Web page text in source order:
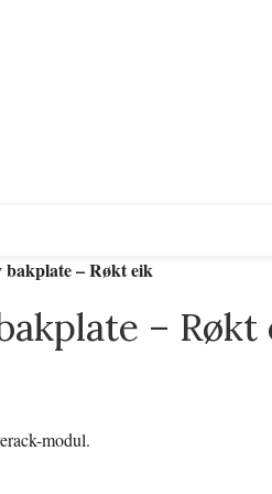
bakplate – Røkt eik
– Røkt
modul.